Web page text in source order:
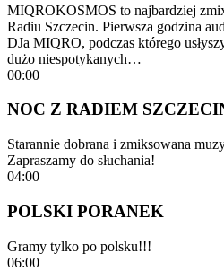
MIQROKOSMOS to najbardziej
Radiu Szczecin. Pierwsza godzina
DJa MIQRO, podczas którego
dużo niespotykanych…
00:00
NOC Z RADIEM
Starannie dobrana i zmiksowana
Zapraszamy do słuchania!
04:00
POLSKI PORANEK
Gramy tylko po polsku!!!
06:00